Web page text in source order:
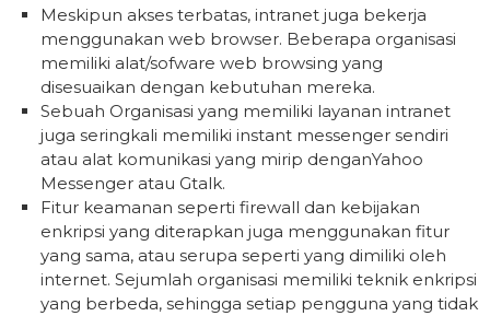
Meskipun akses terbatas, intranet juga bekerja
menggunakan web browser. Beberapa organisasi
memiliki alat/sofware web browsing yang
disesuaikan dengan kebutuhan mereka.
Sebuah Organisasi yang memiliki layanan intranet
juga seringkali memiliki instant messenger sendiri
atau alat komunikasi yang mirip denganYahoo
Messenger atau Gtalk.
Fitur keamanan seperti firewall dan kebijakan
enkripsi yang diterapkan juga menggunakan fitur
yang sama, atau serupa seperti yang dimiliki oleh
internet. Sejumlah organisasi memiliki teknik enkripsi
yang berbeda, sehingga setiap pengguna yang tidak